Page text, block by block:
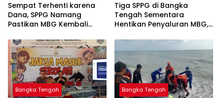
‎Sempat Terhenti karena
Dana, SPPG Namang
Pastikan MBG Kembali
‎Tiga SPPG di Bangka
Tengah Sementara
Hentikan Penyaluran MBG,
Bangka Tengah Bangka Tengah